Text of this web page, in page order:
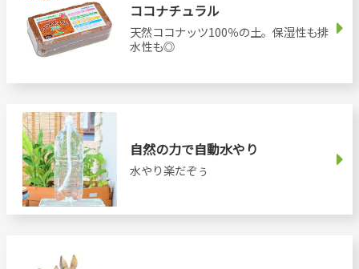
ココナチュラル
天然ココナッツ100％の土。保湿性も排
水性も◎
自然の力で自動水やり
水やり楽だぞぅ